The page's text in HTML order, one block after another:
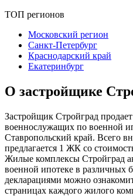
ТОП регионов
Московский регион
Санкт-Петербург
Краснодарский край
Екатеринбург
О застройщике
Застройщик Стройград
военнослужащих по военной
Ставропольский край. Всего
предлагается 1 ЖК со
Жилые комплексы Стройград
военной ипотеке в различных
декларациями можно
страницах каждого жилого